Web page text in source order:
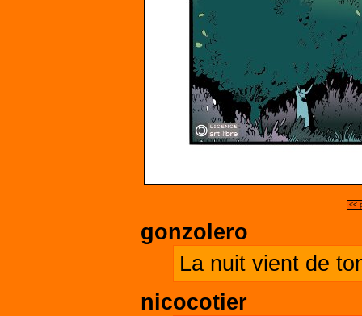
<<
gonzolero
La nuit vient de
nicocotier